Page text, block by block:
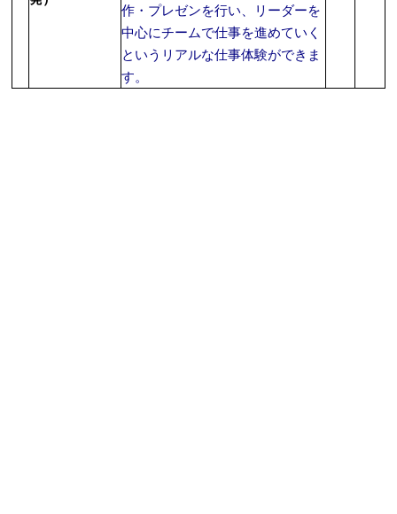
作・プレゼンを行い、リーダーを
中心にチームで仕事を進めていく
というリアルな仕事体験ができま
す。